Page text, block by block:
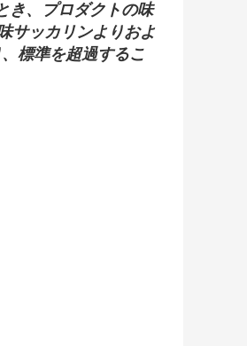
き、プロダクトの味
サッカリンよりおよ
標準を超過するこ